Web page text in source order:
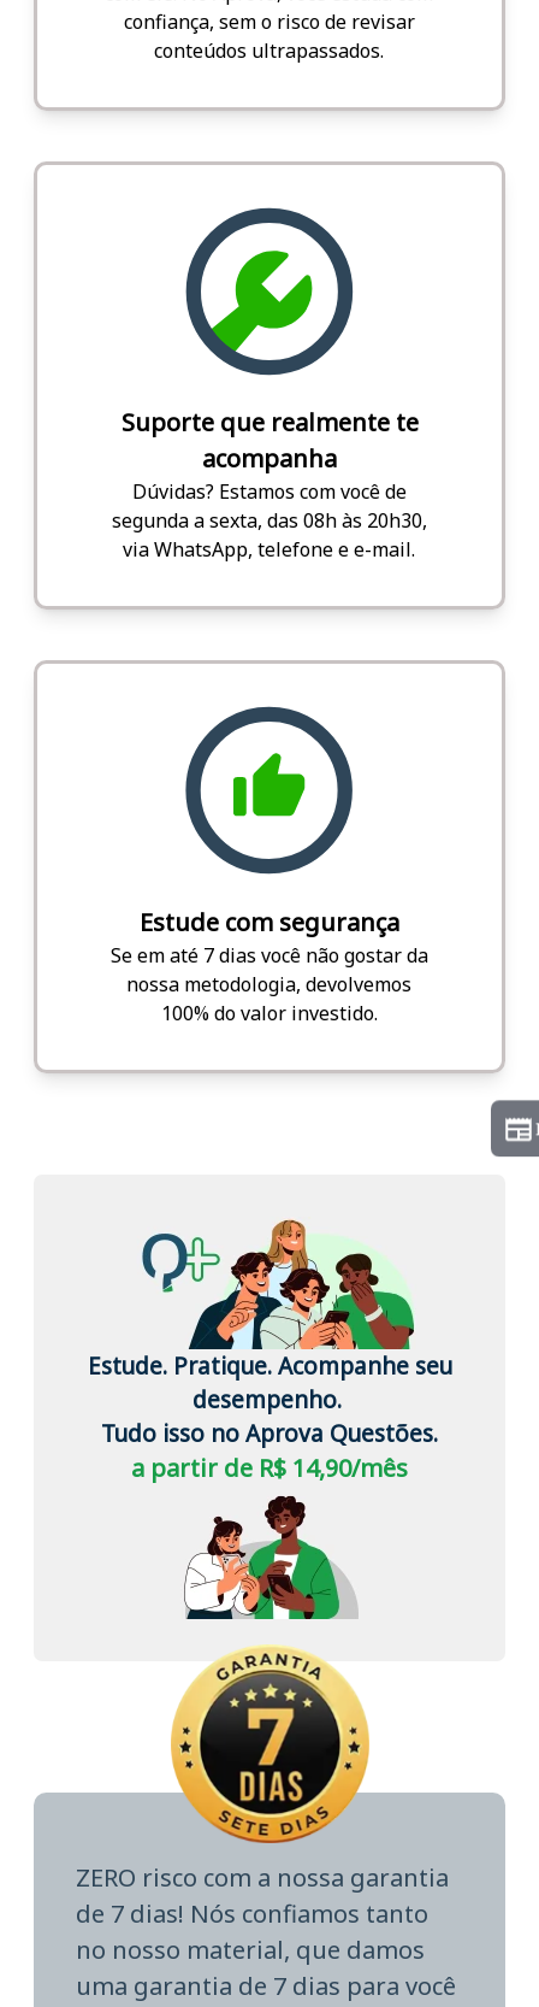
confiança, sem o risco de revisar
conteúdos ultrapassados.
Suporte que realmente te
acompanha
Dúvidas? Estamos com você de
segunda a sexta, das 08h às 20h30,
via WhatsApp, telefone e e-mail.
Estude com segurança
Se em até 7 dias você não gostar da
nossa metodologia, devolvemos
100% do valor investido.
Estude. Pratique. Acompanhe seu
desempenho.
Tudo isso no Aprova Questões.
a partir de R$ 14,90/mês
ZERO risco com a nossa garantia
de 7 dias! Nós confiamos tanto
no nosso material, que damos
uma garantia de 7 dias para você